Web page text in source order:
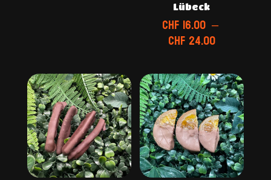
Lübeck
CHF16.00 –
CHF24.00Plage
prix :
CHF 16.00
à
CHF 24.00